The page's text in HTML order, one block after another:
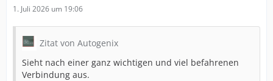
1. Juli 2026 um 19:06
Zitat von Autogenix
Sieht nach einer ganz wichtigen und viel befahrenen
Verbindung aus.